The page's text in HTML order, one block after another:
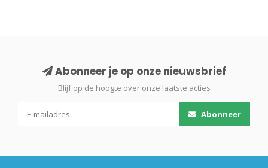
Abonneer je op onze nieuwsbrief
Blijf op de hoogte over onze laatste acties
Abonneer